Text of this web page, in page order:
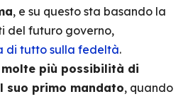
, e su questo sta basando la
del futuro governo,
di tutto sulla fedeltà.
più possibilità di
suo primo mandato, quando